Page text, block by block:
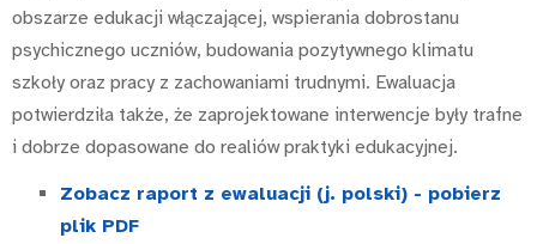
obszarze edukacji włączającej, wspierania dobrostanu
psychicznego uczniów, budowania pozytywnego klimatu
szkoły oraz pracy z zachowaniami trudnymi. Ewaluacja
potwierdziła także, że zaprojektowane interwencje były trafne
i dobrze dopasowane do realiów praktyki edukacyjnej.
Zobacz raport z ewaluacji (j. polski) - pobierz
plik PDF